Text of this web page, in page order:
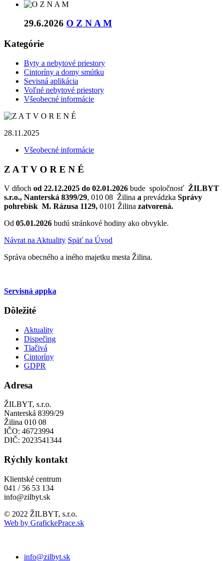
29.6.2026 O Z N A M
Kategórie
Byty a nebytové priestory
Cintoríny a domy smútku
Sevisná aplikácia
Voľné nebytové priestory
Všeobecné informácie
28.11.2025
Všeobecné informácie
Z A T V O R E N É
V dňoch od 22.12.2025 do 02.01.2026 bude spoločnosť ŽILBYT
s.r.o., Nanterská 8399/29, 010 08 Žilina a prevádzka Správy
pohrebísk M. Rázusa 1129, 0101 Žilina zatvorená.
Od 05.01.2026 budú stránkové hodiny ako obvykle.
Návrat na Aktuality Späť na Úvod
Správa obecného a iného majetku mesta Žilina.
Servisná appka
Dôležité
Aktuality
Dispečing
Tlačivá
Cintoríny
GDPR
Adresa
ŽILBYT, s.r.o.
Nanterská 8399/29
Žilina 010 08
IČO: 46723994
DIČ: 2023541344
Rýchly kontakt
Klientské centrum
041 / 56 53 134
info@zilbyt.sk
© 2022 ŽILBYT, s.r.o.
Web by GrafickePrace.sk
info@zilbyt.sk